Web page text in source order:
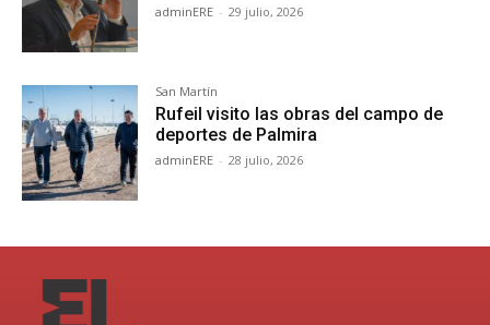
adminERE - 29 julio, 2026
San Martín
Rufeil visito las obras del campo de
deportes de Palmira
adminERE - 28 julio, 2026